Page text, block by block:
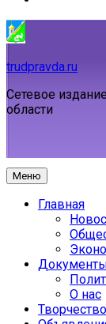
trudpravda.ru
Сетевое
области
Меню
Главная
О нас